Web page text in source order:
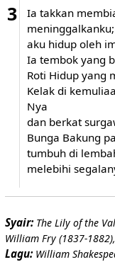
3
Ia takkan
meninggalkanku;
aku hidup oleh
Ia tembok yang
Roti Hidup yang
Kelak di
Nya
dan berkat
Bunga Bakung
tumbuh di
melebihi
Syair: The Lily of the
William Fry (1837-
Lagu: William